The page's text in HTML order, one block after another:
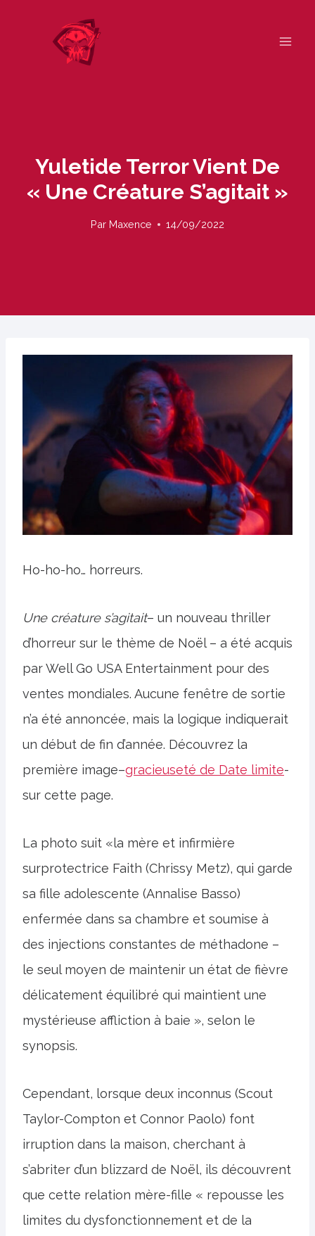
Yuletide Terror Vient De
« Une Créature S’agitait »
Par Maxence 14/09/2022
Ho-ho-ho… horreurs.
Une créature s’agitait– un nouveau thriller
d’horreur sur le thème de Noël – a été acquis
par Well Go USA Entertainment pour des
ventes mondiales. Aucune fenêtre de sortie
n’a été annoncée, mais la logique indiquerait
un début de fin d’année. Découvrez la
première image–gracieuseté de Date limite-
sur cette page.
La photo suit «la mère et infirmière
surprotectrice Faith (Chrissy Metz), qui garde
sa fille adolescente (Annalise Basso)
enfermée dans sa chambre et soumise à
des injections constantes de méthadone –
le seul moyen de maintenir un état de fièvre
délicatement équilibré qui maintient une
mystérieuse affliction à baie », selon le
synopsis.
Cependant, lorsque deux inconnus (Scout
Taylor-Compton et Connor Paolo) font
irruption dans la maison, cherchant à
s’abriter d’un blizzard de Noël, ils découvrent
que cette relation mère-fille « repousse les
limites du dysfonctionnement et de la